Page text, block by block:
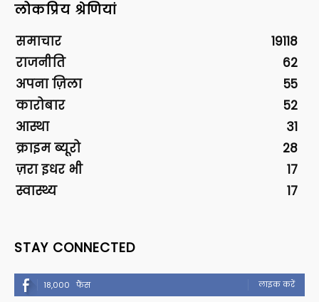
लोकप्रिय श्रेणियां
समाचार
19118
राजनीति
62
अपना ज़िला
55
कारोबार
52
आस्था
31
क्राइम ब्यूरो
28
ज़रा इधर भी
17
स्वास्थ्य
17
STAY CONNECTED
18,000 फैंस लाइक करें